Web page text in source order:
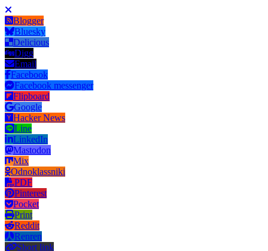
Blogger
Bluesky
Delicious
Digg
Email
Facebook
Facebook messenger
Flipboard
Google
Hacker News
Line
LinkedIn
Mastodon
Mix
Odnoklassniki
PDF
Pinterest
Pocket
Print
Reddit
Renren
Short link